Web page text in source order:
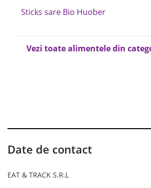
Sticks sare Bio Huober
Vezi toate alimentele din
Date de contact
EAT & TRACK S.R.L